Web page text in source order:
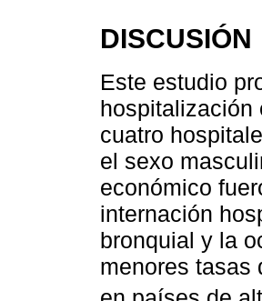
DISCUSIÓN
Este estudio
hospitalización
cuatro
el sexo
económico
internación
bronquial y la
menores tasas